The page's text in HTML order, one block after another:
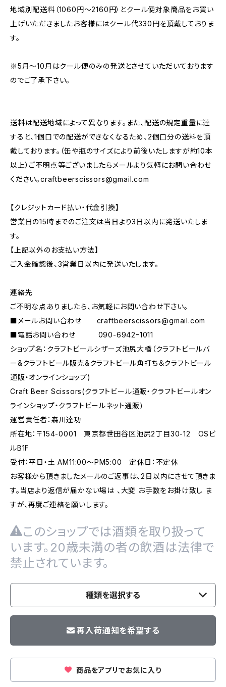
地域別配送料（1060円～2160円）とクール便対象商品をお買い
上げいただきましたお客様にはクール代330円を頂戴しておりま
す。
※5月～10月はクール便のみの発送とさせていただいております
のでご了承下さい。
送料は配送地域によって異なります。また、配送の規定重量に達
すると、1個口での配送ができなくなるため、2個口分の送料を頂
戴しております。（缶や瓶のサイズにより前後いたしますが約10本
以上）ご不明点等ございましたらメールより気軽にお問い合わせ
ください。craftbeerscissors@gmail.com
【クレジットカード払い・代金引換】
営業日の15時までのご注文は当日より3日以内に発送いたしま
す。
【上記以外のお支払い方法】
ご入金確認後、3営業日以内に発送いたします。
連絡先
ご不明な点ありましたら、お気軽にお問い合わせ下さい。
■メールお問い合わせ craftbeerscissors@gmail.com
■電話お問い合わせ 090-6942ｰ1011
ショップ名：クラフトビールシザーズ池尻大橋（クラフトビールバ
ー&クラフトビール販売&クラフトビール角打ち＆クラフトビール
通販・オンラインショップ)
Craft Beer Scissors(クラフトビール通販・クラフトビールオン
ラインショップ・クラフトビールネット通販)
運営責任者：森川達功
所在地：〒154-0001 東京都世田谷区池尻2丁目30-12 OSビ
ルB1F
受付：平日・土 AM11:00～PM5:00 定休日：不定休
お客様から頂きましたメールのご返事は、2日以内にさせて頂きま
す。当店より返信が届かない場は 、大変 お手数をお掛け致し ま
すが、再度ご連絡を願いします。
このショップでは酒類を取り扱って
います。20歳未満の者の飲酒は法律で
禁止されています。
種類を選択する
再入荷通知を希望する
商品をアプリでお気に入り